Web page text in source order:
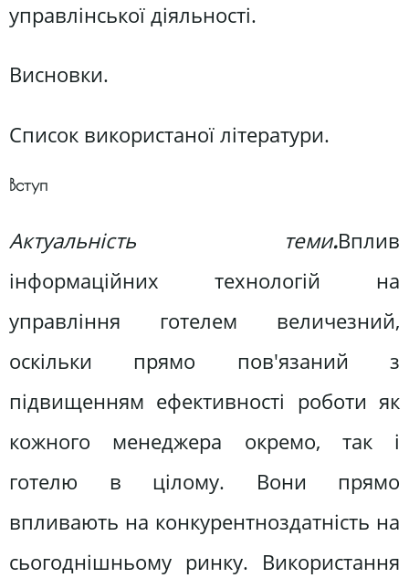
управлінської діяльності.
Висновки.
Список використаної літератури.
Вступ
Актуальність теми.Вплив
інформаційних технологій на
управління готелем величезний,
оскільки прямо пов'язаний з
підвищенням ефективності роботи як
кожного менеджера окремо, так і
готелю в цілому. Вони прямо
впливають на конкурентноздатність на
сьогоднішньому ринку. Використання